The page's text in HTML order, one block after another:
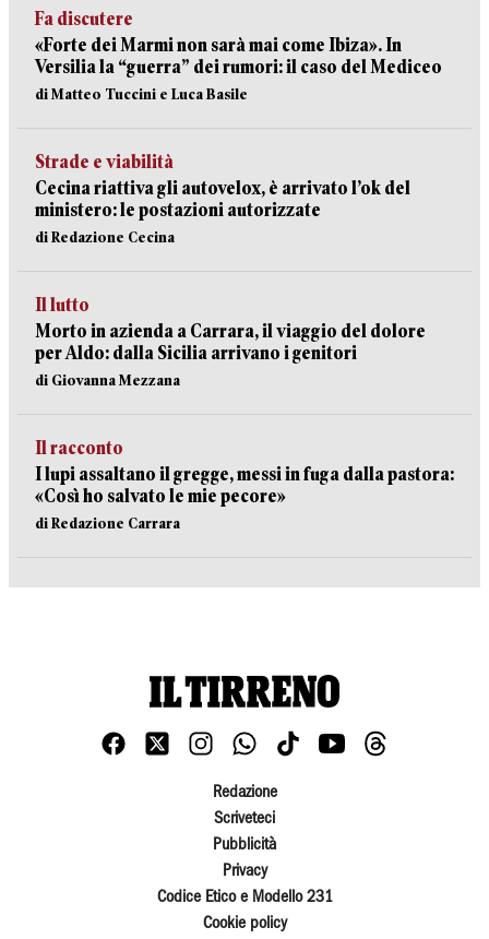
Fa discutere
«Forte dei Marmi non sarà mai come Ibiza». In
Versilia la “guerra” dei rumori: il caso del Mediceo
di Matteo Tuccini e Luca Basile
Strade e viabilità
Cecina riattiva gli autovelox, è arrivato l’ok del
ministero: le postazioni autorizzate
di Redazione Cecina
Il lutto
Morto in azienda a Carrara, il viaggio del dolore
per Aldo: dalla Sicilia arrivano i genitori
di Giovanna Mezzana
Il racconto
I lupi assaltano il gregge, messi in fuga dalla pastora:
«Così ho salvato le mie pecore»
di Redazione Carrara
Redazione
Scriveteci
Pubblicità
Privacy
Codice Etico e Modello 231
Cookie policy